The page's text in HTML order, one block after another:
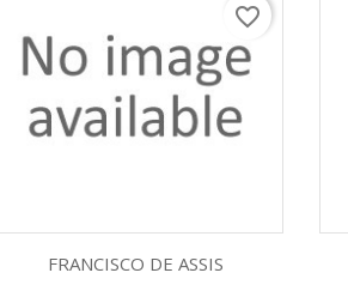
Visualização rápida
FRANCISCO DE ASSIS
favorite_border